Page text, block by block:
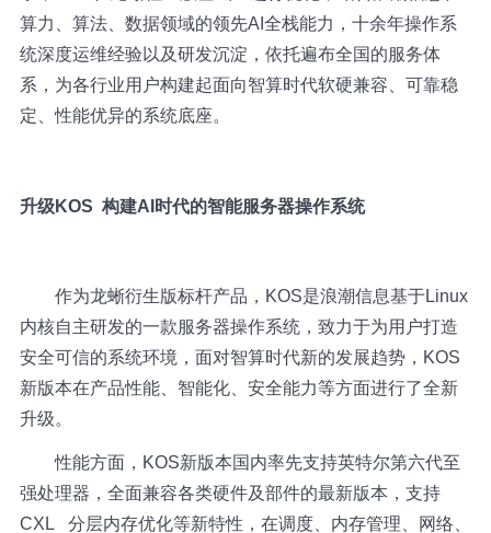
算力、算法、数据领域的领先AI全栈能力，十余年操作系
统深度运维经验以及研发沉淀，依托遍布全国的服务体
系，为各行业用户构建起面向智算时代软硬兼容、可靠稳
定、性能优异的系统底座。
升级KOS 构建AI时代的智能服务器操作系统
作为龙蜥衍生版标杆产品，KOS是浪潮信息基于Linux
内核自主研发的一款服务器操作系统，致力于为用户打造
安全可信的系统环境，面对智算时代新的发展趋势，KOS
新版本在产品性能、智能化、安全能力等方面进行了全新
升级。
性能方面，KOS新版本国内率先支持英特尔第六代至
强处理器，全面兼容各类硬件及部件的最新版本，支持
CXL
分层内存优化等新特性，在调度、内存管理、网络、